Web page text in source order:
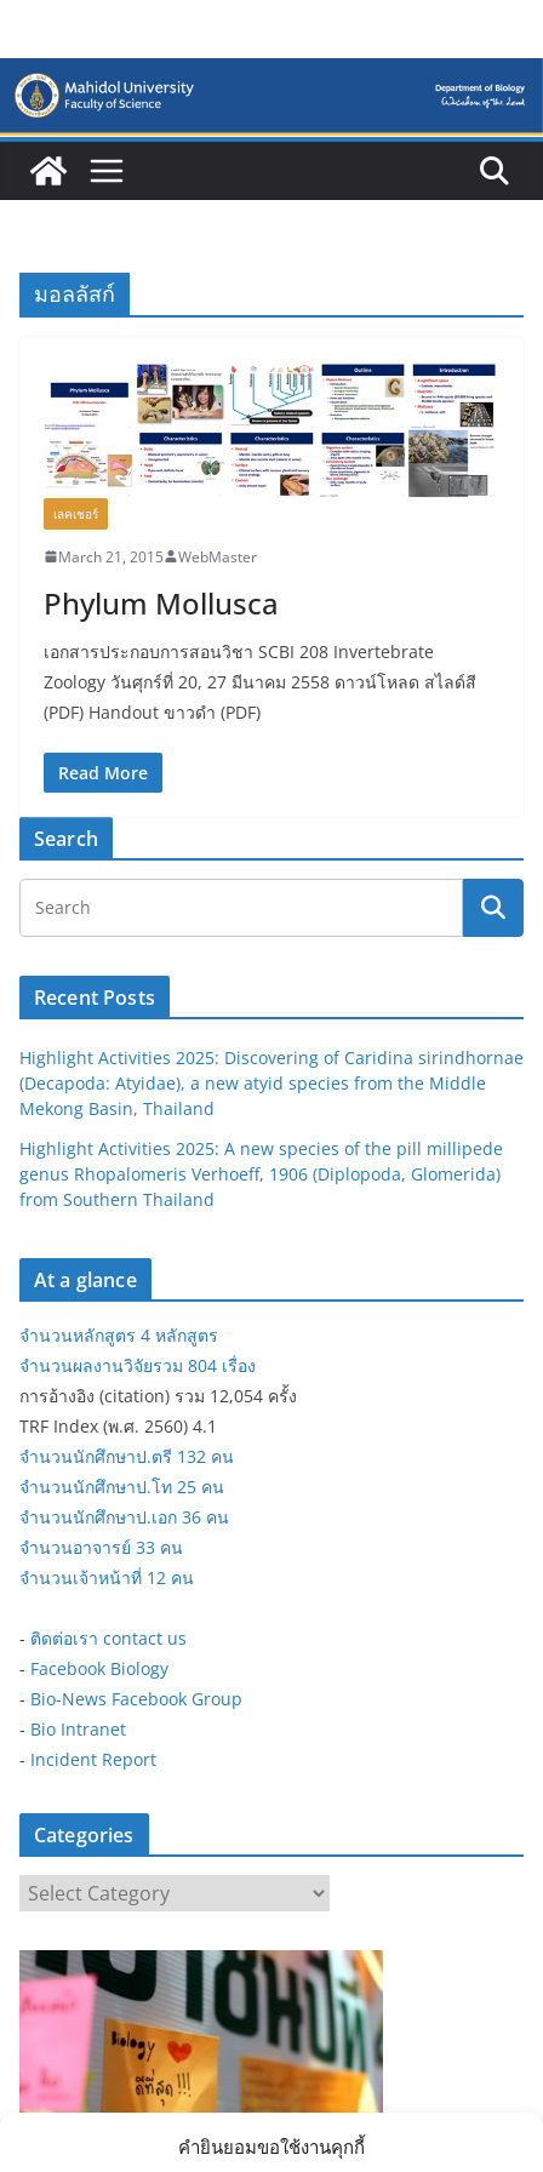
คำยินยอมขอใช้งานคุกกี้
content
มอลลัสก์
เลคเชอร์
March 21, 2015 WebMaster
Phylum Mollusca
เอกสารประกอบการสอนวิชา SCBI 208 Invertebrate
Zoology วันศุกร์ที่ 20, 27 มีนาคม 2558 ดาวน์โหลด สไลด์สี
(PDF) Handout ขาวดำ (PDF)
Read More
Search
Recent Posts
Highlight Activities 2025: Discovering of Caridina sirindhornae
(Decapoda: Atyidae), a new atyid species from the Middle
Mekong Basin, Thailand
Highlight Activities 2025: A new species of the pill millipede
genus Rhopalomeris Verhoeff, 1906 (Diplopoda, Glomerida)
from Southern Thailand
At a glance
จำนวนหลักสูตร 4 หลักสูตร
จำนวนผลงานวิจัยรวม 804 เรื่อง
การอ้างอิง (citation) รวม 12,054 ครั้ง
TRF Index (พ.ศ. 2560) 4.1
จำนวนนักศึกษาป.ตรี 132 คน
จำนวนนักศึกษาป.โท 25 คน
จำนวนนักศึกษาป.เอก 36 คน
จำนวนอาจารย์ 33 คน
จำนวนเจ้าหน้าที่ 12 คน
- ติดต่อเรา contact us
- Facebook Biology
- Bio-News Facebook Group
- Bio Intranet
- Incident Report
Categories
a
t
e
g
i